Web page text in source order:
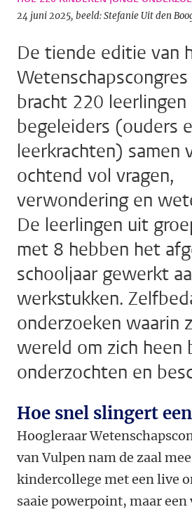
24 juni 2025 beeld: Stefanie Uit den
De tiende editie van
Wetenschapscongres
bracht 220 leerlingen
begeleiders (ouders
leerkrachten) samen
ochtend vol vragen,
verwondering en
De leerlingen uit
met 8 hebben het
schooljaar gewerkt
werkstukken.
onderzoeken waarin
wereld om zich heen
onderzochten en
Hoe snel slingert
Hoogleraar
van Vulpennam de zaal
kindercollege met een live
saaie powerpoint, maar een